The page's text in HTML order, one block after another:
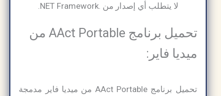
لا يتطلب أي إصدار من .NET Framework.
تحميل برنامج AAct Portable من
ميديا فاير:
تحميل برنامج AAct Portable من ميديا فاير مدمجة